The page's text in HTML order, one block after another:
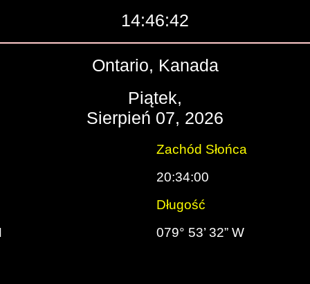
14:46:43
Ontario, Kanada
Piątek,
Sierpień 07, 2026
Zachód Słońca
20:34:00
Długość
079° 53’ 32” W